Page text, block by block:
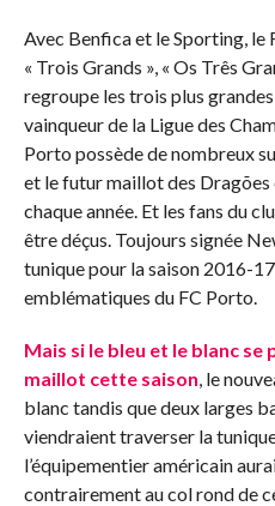
Avec Benfica et le Sporting,
« Trois Grands », « Os Três
regroupe les trois plus
vainqueur de la Ligue des
Porto possède de nombreux
et le futur maillot des
chaque année. Et les fans du
être déçus. Toujours signée
tunique pour la saison 2016-
emblématiques du FC Porto.
Mais si le bleu et le blanc
maillot cette saison, le
blanc tandis que deux larges
viendraient traverser la
l’équipementier américain
contrairement au col rond de